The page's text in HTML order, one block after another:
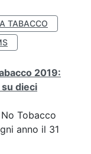
TABACCO
2019:
dieci
Tobacco
anno il 31